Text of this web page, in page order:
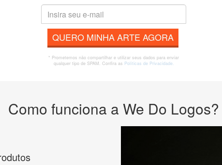
QUERO MINHA ARTE AGORA
* Prometemos não compartilhar e utilizar seus dados para enviar
qualquer tipo de SPAM. Confira as Políticas de Privacidade.
Como funciona a We Do Logos?